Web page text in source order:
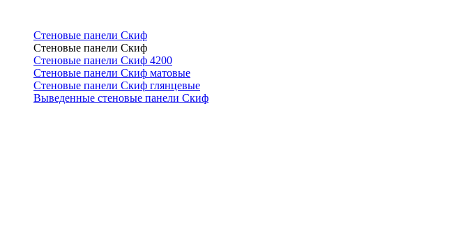
Стеновые панели Скиф
Стеновые панели Скиф
Стеновые панели Скиф 4200
Стеновые панели Скиф матовые
Стеновые панели Скиф глянцевые
Выведенные стеновые панели Скиф